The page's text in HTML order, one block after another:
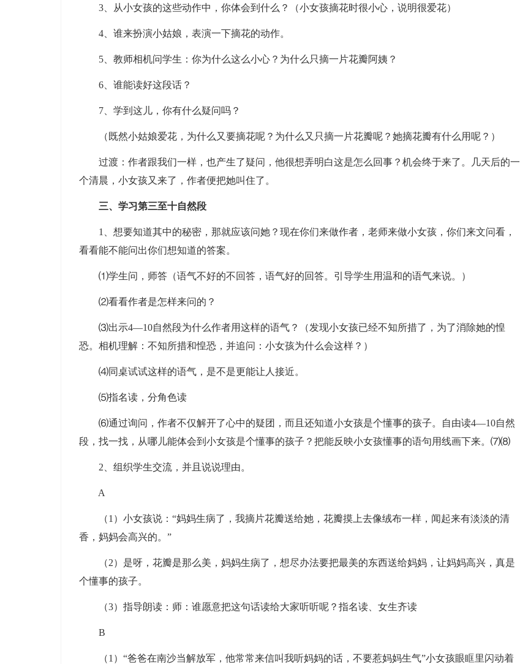
3、从小女孩的这些动作中，你体会到什么？（小女孩摘花时很小心，说明很爱花）
4、谁来扮演小姑娘，表演一下摘花的动作。
5、教师相机问学生：你为什么这么小心？为什么只摘一片花瓣阿姨？
6、谁能读好这段话？
7、学到这儿，你有什么疑问吗？
（既然小姑娘爱花，为什么又要摘花呢？为什么又只摘一片花瓣呢？她摘花瓣有什么用呢？）
过渡：作者跟我们一样，也产生了疑问，他很想弄明白这是怎么回事？机会终于来了。几天后的一
个清晨，小女孩又来了，作者便把她叫住了。
三、学习第三至十自然段
1、想要知道其中的秘密，那就应该问她？现在你们来做作者，老师来做小女孩，你们来文问看，
看看能不能问出你们想知道的答案。
⑴学生问，师答（语气不好的不回答，语气好的回答。引导学生用温和的语气来说。）
⑵看看作者是怎样来问的？
⑶出示4—10自然段为什么作者用这样的语气？（发现小女孩已经不知所措了，为了消除她的惶
恐。相机理解：不知所措和惶恐，并追问：小女孩为什么会这样？）
⑷同桌试试这样的语气，是不是更能让人接近。
⑸指名读，分角色读
⑹通过询问，作者不仅解开了心中的疑团，而且还知道小女孩是个懂事的孩子。自由读4—10自然
段，找一找，从哪儿能体会到小女孩是个懂事的孩子？把能反映小女孩懂事的语句用线画下来。⑺⑻
2、组织学生交流，并且说说理由。
A
（1）小女孩说：“妈妈生病了，我摘片花瓣送给她，花瓣摸上去像绒布一样，闻起来有淡淡的清
香，妈妈会高兴的。”
（2）是呀，花瓣是那么美，妈妈生病了，想尽办法要把最美的东西送给妈妈，让妈妈高兴，真是
个懂事的孩子。
（3）指导朗读：师：谁愿意把这句话读给大家听听呢？指名读、女生齐读
B
（1）“爸爸在南沙当解放军，他常常来信叫我听妈妈的话，不要惹妈妈生气”小女孩眼眶里闪动着